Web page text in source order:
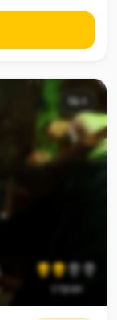
14+
страх